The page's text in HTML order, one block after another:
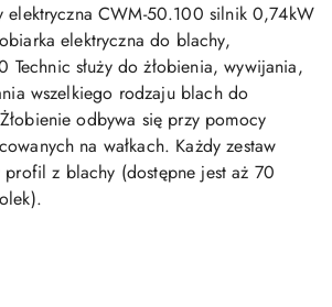
elektryczna CWM-50.100 silnik 0,74kW
elektryczna do blachy,
służy do żłobienia, wywijania,
wszelkiego rodzaju blach do
odbywa się przy pomocy
na wałkach. Każdy zestaw
z blachy (dostępne jest aż 70